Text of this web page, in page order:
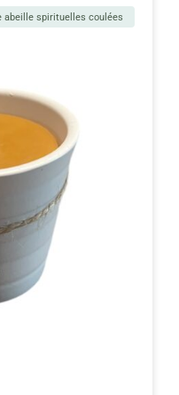
abeille spirituelles coulées